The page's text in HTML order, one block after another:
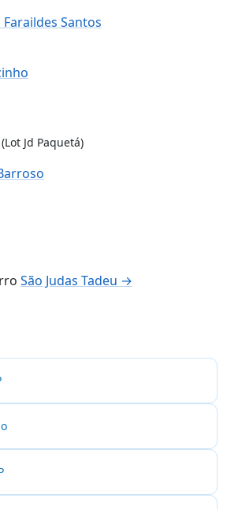
Santos
(Lot Jd Paquetá)
São Judas Tadeu →